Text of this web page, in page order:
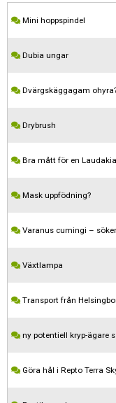
Mini hoppspindel
Dubia ungar
Dvärgskäggagam
Drybrush
Bra mått för en
Mask uppfödning?
Varanus cumingi –
Växtlampa
Transport från
ny potentiell kryp-ägare
Göra hål i Repto Terra